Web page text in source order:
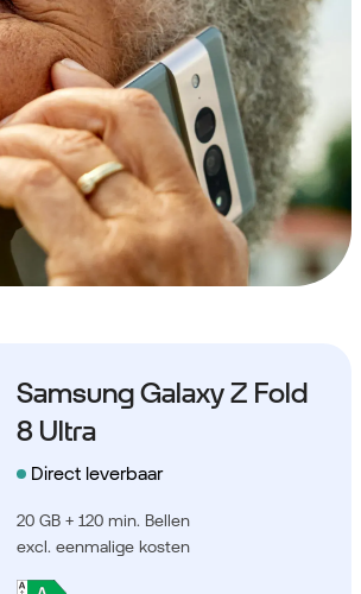
Samsung Galaxy Z Fold
8 Ultra
Direct leverbaar
20 GB + 120 min. Bellen
excl. eenmalige kosten